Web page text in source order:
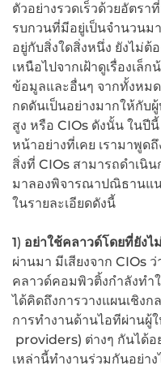
ตัวอย่างรวดเร็วด้วยอัตรา
รบกวนที่มีอยู่เป็นจำนวนม
อยู่กับสิ่งใดสิ่งหนึ่ง ยังไม่ต้
เหนือไปจากเฝ้าดูเรื่องเล็
ข้อมูลและอื่นๆ จากทั้งหม
กดดันเป็นอย่างมากให้กับ
สูง หรือ CIOs ดังนั้น ในปี
หน้าอย่างที่เคย เรามาพูด
สิ่งที่ CIOs สามารถดำเนิ
มาลองพิจารณาปณิธานแ
ในรายละเอียดดังนี้
1) อย่าใช้คลาวด์โดยที่ยังไ
ผ่านมา มีเสียงจาก CIOs ว่
คลาวด์คอมพิวติ้งกำลังทำ
ได้คิดถึงการวางแผนเชิง
การทำงานด้านไอทีผ่านผู้
providers) ต่างๆ กันได้อ
เหล่านี้ทำงานร่วมกันอย่า